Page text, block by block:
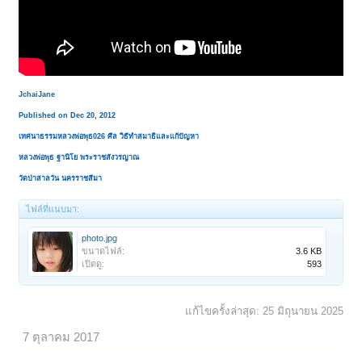
JchaiJane
Published on Dec 20, 2012
เทศนาธรรมหลวงพ่อพุธ026 ศีล วิธีทำสมาธิและแก้ปัญหา
หลวงพ่อพุธ ฐานิโย พระราชสังวรญาณ
วัดป่าสาลวัน นครราชสีมา
ไฟล์ที่แนบมา:
photo.jpg
ขนาดไฟล์:
3.6 KB
เปิดดู:
593
แก้ไขครั้งล่าสุด: 25 มิถุนายน 2025
7 ตุลาคม 2017